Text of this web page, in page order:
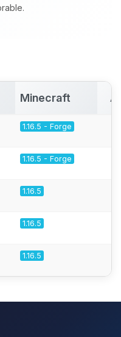
Minecraft
1.16.5 - Forge
1.16.5 - Forge
1.16.5
1.16.5
1.16.5